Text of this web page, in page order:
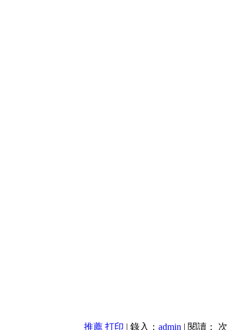
推薦 打印 | 錄入： admin | 閱讀：
次